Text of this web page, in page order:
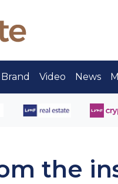
Brand Video News
the